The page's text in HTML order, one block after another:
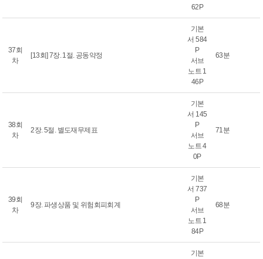
62P
37회
차
[13회] 7장. 1절. 공동약정
기본
서 584
P
서브
노트 1
46P
63분
38회
차
2장. 5절. 별도재무제표
기본
서 145
P
서브
노트 4
0P
71분
39회
차
9장. 파생상품 및 위험회피회계
기본
서 737
P
서브
노트 1
84P
68분
기본